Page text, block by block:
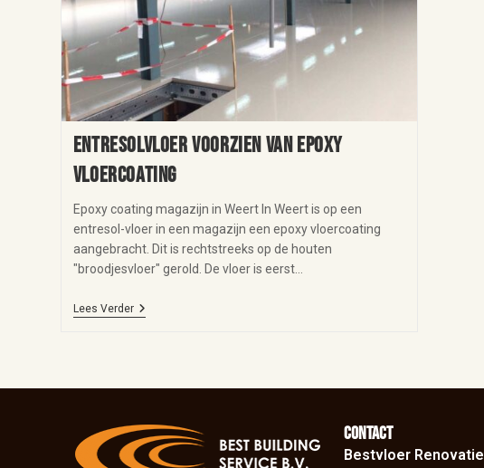
Entresolvloer voorzien van epoxy
vloercoating
Epoxy coating magazijn in Weert In Weert is op een
entresol-vloer in een magazijn een epoxy vloercoating
aangebracht. Dit is rechtstreeks op de houten
"broodjesvloer" gerold. De vloer is eerst…
Lees Verder
Contact
Bestvloer Renovatie